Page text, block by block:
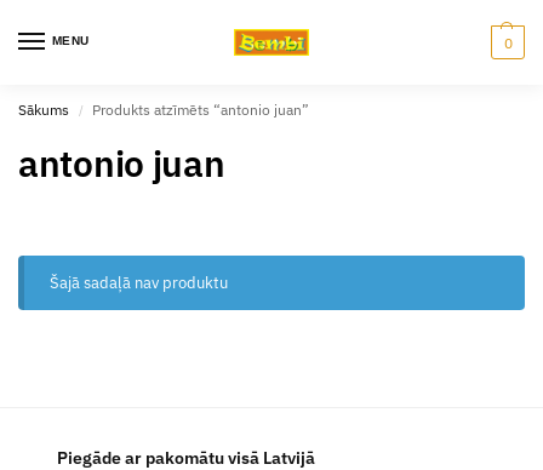
MENU 0
Sākums / Produkts atzīmēts “antonio juan”
antonio juan
Šajā sadaļā nav produktu
Piegāde ar pakomātu visā Latvijā